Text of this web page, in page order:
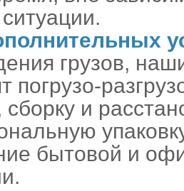
грузов,
погрузо-
сборку и
бытовой и